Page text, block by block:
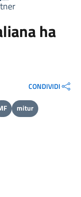
ha
CONDIVIDI
mitur